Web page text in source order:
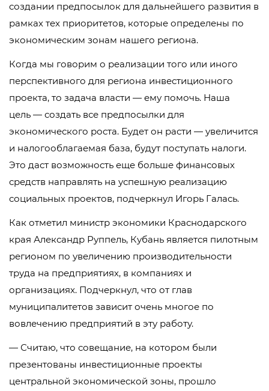
создании предпосылок для дальнейшего развития в
рамках тех приоритетов, которые определены по
экономическим зонам нашего региона.
Когда мы говорим о реализации того или иного
перспективного для региона инвестиционного
проекта, то задача власти — ему помочь. Наша
цель — создать все предпосылки для
экономического роста. Будет он расти — увеличится
и налогооблагаемая база, будут поступать налоги.
Это даст возможность еще больше финансовых
средств направлять на успешную реализацию
социальных проектов, подчеркнул Игорь Галась.
Как отметил министр экономики Краснодарского
края Александр Руппель, Кубань является пилотным
регионом по увеличению производительности
труда на предприятиях, в компаниях и
организациях. Подчеркнул, что от глав
муниципалитетов зависит очень многое по
вовлечению предприятий в эту работу.
— Считаю, что совещание, на котором были
презентованы инвестиционные проекты
центральной экономической зоны, прошло